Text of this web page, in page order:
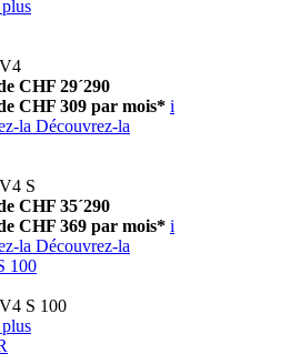
CHF 29´290
CHF 309 par mois* i
la Découvrez-la
S
CHF 35´290
CHF 369 par mois* i
la Découvrez-la
100
S 100